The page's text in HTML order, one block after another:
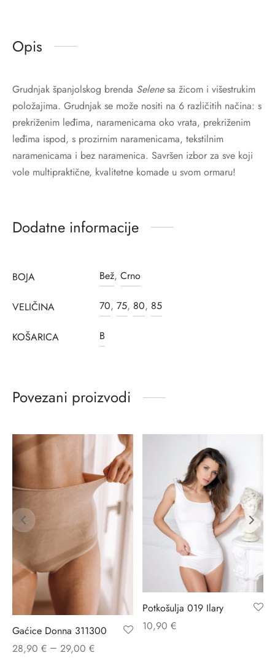
Opis
Grudnjak španjolskog brenda Selenesa žicom i višestrukim
položajima. Grudnjak se može nositi na 6 različitih načina: s
prekriženim leđima, naramenicama oko vrata, prekriženim
leđima ispod, s prozirnim naramenicama, tekstilnim
naramenicama i bez naramenica. Savršen izbor za sve koji
vole multipraktične, kvalitetne komade u svom ormaru!
Dodatne informacije
BOJA Bež, Crno
VELIČINA 70, 75, 80, 85
KOŠARICA B
Povezani proizvodi
Gaćice Donna 311300
28,90 € – 29,00 €
Potkošulja 019 Ilary
10,90 €